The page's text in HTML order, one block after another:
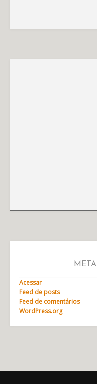
META
Acessar
Feed de posts
Feed de comentários
WordPress.org